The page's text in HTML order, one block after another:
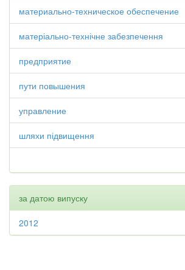
материально-техническое обеспечение
матеріально-технічне забезпечення
предприятие
пути повышения
управление
шляхи підвищення
за датою випуску
2012